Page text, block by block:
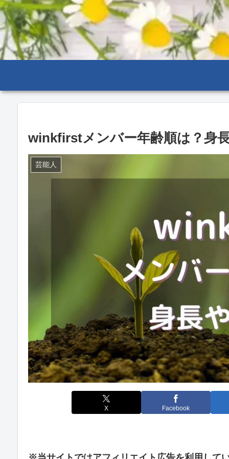
winkfirstメンバー年齢順は？身
芸能人
X Facebook